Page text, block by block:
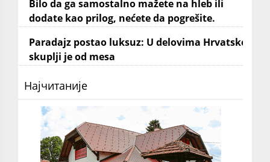
Bilo da ga samostalno mažete na hleb ili
dodate kao prilog, nećete da pogrešite.
Paradajz postao luksuz: U delovima Hrvatske
skuplji je od mesa
Најчитаније